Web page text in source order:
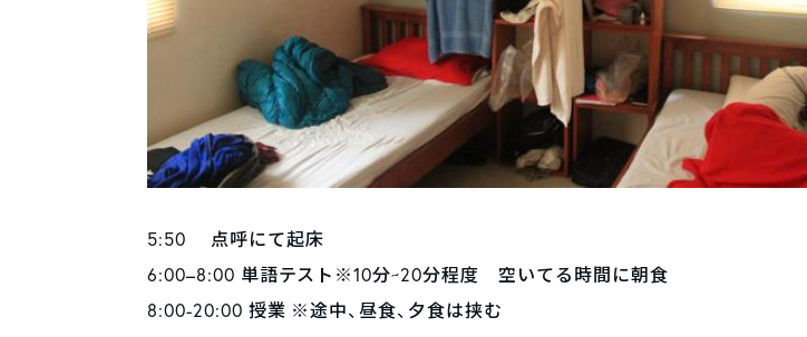
5:50 点呼にて起床
6:00–8:00 単語テスト※10分~20分程度 空いてる時間に朝食
8:00-20:00 授業 ※途中、昼食、夕食は挟む